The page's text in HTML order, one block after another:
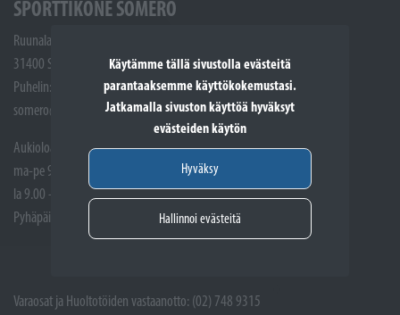
Käytämme tällä sivustolla evästeitä
parantaaksemme käyttökokemustasi.
Jatkamalla sivuston käyttöä hyväksyt
evästeiden käytön
Hyväksy
Hallinnoi evästeitä
SPORTTIKONE SOMERO
Ruunalantie 5
31400 Somero
Puhelin: (02) 748 9300
somero@sporttikone.fi
Aukioloajat
ma-pe 9.00 - 17.00
la 9.00 - 14.00
Pyhäpäivät suljettuna
Varaosat ja Huoltotöiden vastaanotto: (02) 748 9315